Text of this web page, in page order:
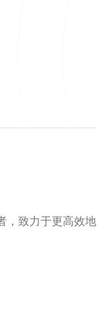
，致力于更高效地